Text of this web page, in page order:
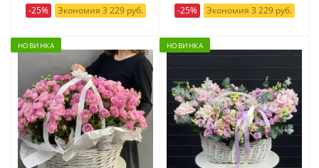
-25%
Экономия 3 229 руб.
-25%
Экономия 3 229 руб.
НОВИНКА НОВИНКА